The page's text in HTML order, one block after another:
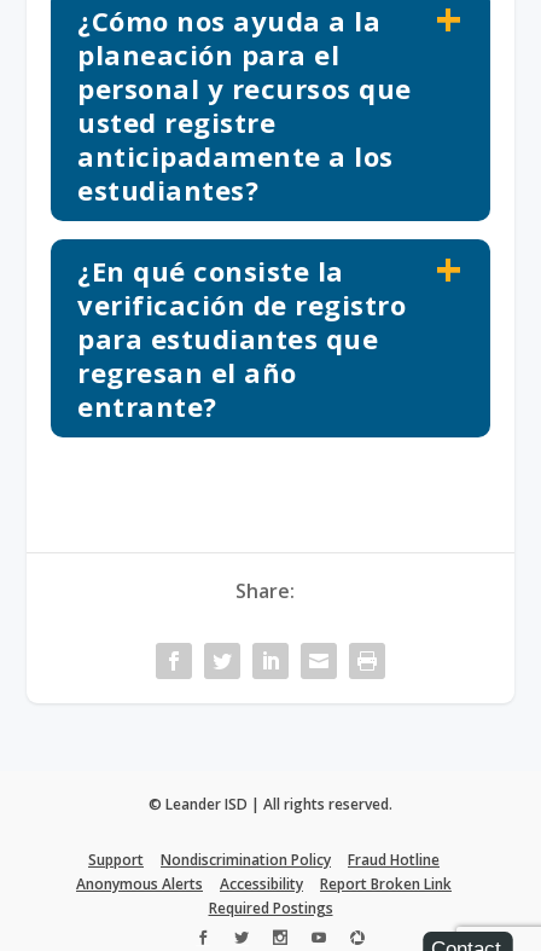
¿Cómo nos ayuda a la
planeación para el
personal y recursos que
usted registre
anticipadamente a los
estudiantes?
¿En qué consiste la
verificación de registro
para estudiantes que
regresan el año
entrante?
Share:
© Leander ISD | All rights reserved.
Support Nondiscrimination Policy
Fraud Hotline
Anonymous Alerts
Accessibility
Report Broken Link
Required Postings